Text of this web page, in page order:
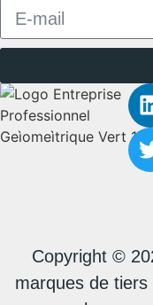
Copyright ©
marques de